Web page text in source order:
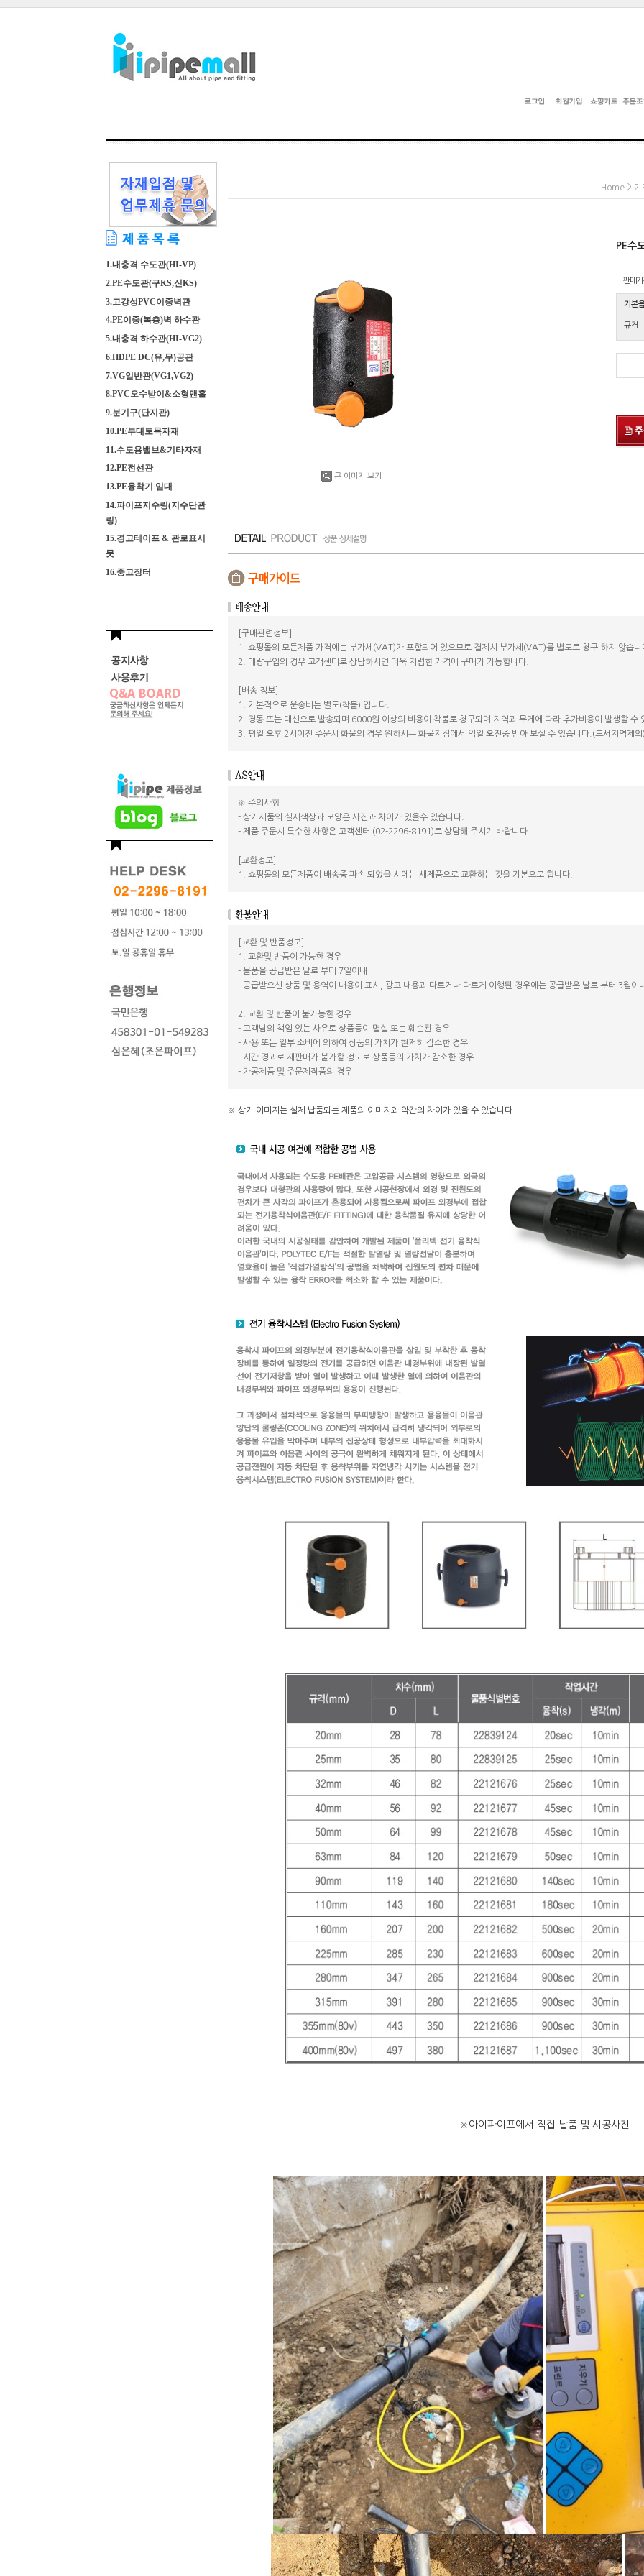
1.내충격 수도관(HI-VP)
2.PE수도관(구KS,신KS)
3.고강성PVC이중벽관
4.PE이중(복층)벽 하수관
5.내충격 하수관(HI-VG2)
6.HDPE DC(유,무)공관
7.VG일반관(VG1,VG2)
8.PVC오수받이&소형맨홀
9.분기구(단지관)
10.PE부대토목자재
11.수도용밸브&기타자재
12.PE전선관
13.PE융착기 임대
14.파이프지수링(지수단관
링)
15.경고테이프 & 관로표시
못
16.중고장터
Home >
큰 이미지 보기
PE수
판매가
기본
규격
[구매관련정보]
1. 쇼핑몰의 모든제품 가격에는 부가세(VAT)가 포함되어 있으므로 결제시 부가세(VAT)를 별도로 청구 하지 않습니
2. 대량구입의 경우 고객센터로 상담하시면 더욱 저렴한 가격에 구매가 가능합니다.
[배송 정보]
1. 기본적으로 운송비는 별도(착불) 입니다.
2. 경동 또는 대신으로 발송되며 6000원 이상의 비용이 착불로 청구되며 지역과 무게에 따라 추가비용이 발생할 수
3. 평일 오후 2시이전 주문시 화물의 경우 원하시는 화물지점에서 익일 오전중 받아 보실 수 있습니다.(도서지역제외)
※ 주의사항
- 상기제품의 실제색상과 모양은 사진과 차이가 있을수 있습니다.
- 제품 주문시 특수한 사항은 고객센터 (02-2296-8191)로 상담해 주시기 바랍니다.
[교환정보]
1. 쇼핑몰의 모든제품이 배송중 파손 되었을 시에는 새제품으로 교환하는 것을 기본으로 합니다.
[교환 및 반품정보]
1. 교환및 반품이 가능한 경우
- 물품을 공급받은 날로 부터 7일이내
- 공급받으신 상품 및 용역이 내용이 표시, 광고 내용과 다르거나 다르게 이행된 경우에는 공급받은 날로 부터 3월이
2. 교환 및 반품이 불가능한 경우
- 고객님의 책임 있는 사유로 상품등이 멸실 또는 훼손된 경우
- 사용 또는 일부 소비에 의하여 상품의 가치가 현저히 감소한 경우
- 시간 경과로 재판매가 불가할 정도로 상품등의 가치가 감소한 경우
- 가공제품 및 주문제작품의 경우
※ 상기 이미지는 실제 납품되는 제품의 이미지와 약간의 차이가 있을 수 있습니다.
※아이파이프에서 직접 납품 및 시공사진